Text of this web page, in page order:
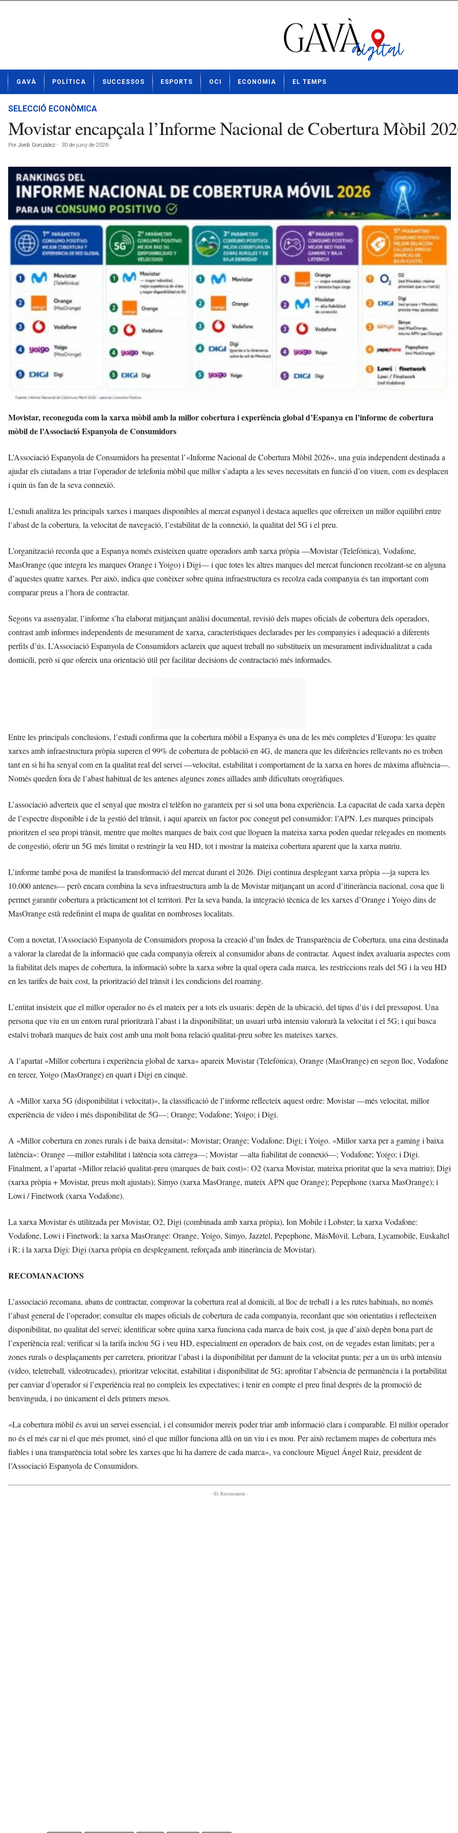
t
GAVÀ POLÍTICA SUCCESSOS ESPORTS OCI ECONOMIA EL TEMPS
SELECCIÓ ECONÒMICA
Movistar encapçala l’Informe Nacional de Cobertura Mòbil
Por Jordi González - 30 de juny de 2026
Movistar, reconeguda com la xarxa mòbil amb la millor cobertura i experiència global d’Espanya en l’informe de cobertura
mòbil de l’Associació Espanyola de Consumidors
L’Associació Espanyola de Consumidors ha presentat l’«Informe Nacional de Cobertura Mòbil 2026», una guia independent destinada a
ajudar els ciutadans a triar l’operador de telefonia mòbil que millor s’adapta a les seves necessitats en funció d’on viuen, com es desplacen
i quin ús fan de la seva connexió.
L’estudi analitza les principals xarxes i marques disponibles al mercat espanyol i destaca aquelles que ofereixen un millor equilibri entre
l’abast de la cobertura, la velocitat de navegació, l’estabilitat de la connexió, la qualitat del 5G i el preu.
L’organització recorda que a Espanya només existeixen quatre operadors amb xarxa pròpia —Movistar (Telefónica), Vodafone,
MasOrange (que integra les marques Orange i Yoigo) i Digi— i que totes les altres marques del mercat funcionen recolzant-se en alguna
d’aquestes quatre xarxes. Per això, indica que conèixer sobre quina infraestructura es recolza cada companyia és tan important com
comparar preus a l’hora de contractar.
Segons va assenyalar, l’informe s’ha elaborat mitjançant anàlisi documental, revisió dels mapes oficials de cobertura dels operadors,
contrast amb informes independents de mesurament de xarxa, característiques declarades per les companyies i adequació a diferents
perfils d’ús. L’Associació Espanyola de Consumidors aclareix que aquest treball no substitueix un mesurament individualitzat a cada
domicili, però sí que ofereix una orientació útil per facilitar decisions de contractació més informades.
Entre les principals conclusions, l’estudi confirma que la cobertura mòbil a Espanya és una de les més completes d’Europa: les quatre
xarxes amb infraestructura pròpia superen el 99% de cobertura de població en 4G, de manera que les diferències rellevants no es troben
tant en si hi ha senyal com en la qualitat real del servei —velocitat, estabilitat i comportament de la xarxa en hores de màxima afluència—.
Només queden fora de l’abast habitual de les antenes algunes zones aïllades amb dificultats orogràfiques.
L’associació adverteix que el senyal que mostra el telèfon no garanteix per si sol una bona experiència. La capacitat de cada xarxa depèn
de l’espectre disponible i de la gestió del trànsit, i aquí apareix un factor poc conegut pel consumidor: l’APN. Les marques principals
prioritzen el seu propi trànsit, mentre que moltes marques de baix cost que lloguen la mateixa xarxa poden quedar relegades en moments
de congestió, oferir un 5G més limitat o restringir la veu HD, tot i mostrar la mateixa cobertura aparent que la xarxa matriu.
L’informe també posa de manifest la transformació del mercat durant el 2026. Digi continua desplegant xarxa pròpia —ja supera les
10.000 antenes— però encara combina la seva infraestructura amb la de Movistar mitjançant un acord d’itinerància nacional, cosa que li
permet garantir cobertura a pràcticament tot el territori. Per la seva banda, la integració tècnica de les xarxes d’Orange i Yoigo dins de
MasOrange està redefinint el mapa de qualitat en nombroses localitats.
Com a novetat, l’Associació Espanyola de Consumidors proposa la creació d’un Índex de Transparència de Cobertura, una eina destinada
a valorar la claredat de la informació que cada companyia ofereix al consumidor abans de contractar. Aquest índex avaluaria aspectes com
la fiabilitat dels mapes de cobertura, la informació sobre la xarxa sobre la qual opera cada marca, les restriccions reals del 5G i la veu HD
en les tarifes de baix cost, la priorització del trànsit i les condicions del roaming.
L’entitat insisteix que el millor operador no és el mateix per a tots els usuaris: depèn de la ubicació, del tipus d’ús i del pressupost. Una
persona que viu en un entorn rural prioritzarà l’abast i la disponibilitat; un usuari urbà intensiu valorarà la velocitat i el 5G; i qui busca
estalvi trobarà marques de baix cost amb una molt bona relació qualitat-preu sobre les mateixes xarxes.
A l’apartat «Millor cobertura i experiència global de xarxa» apareix Movistar (Telefónica), Orange (MasOrange) en segon lloc, Vodafone
en tercer, Yoigo (MasOrange) en quart i Digi en cinquè.
A «Millor xarxa 5G (disponibilitat i velocitat)», la classificació de l’informe reflecteix aquest ordre: Movistar —més velocitat, millor
experiència de vídeo i més disponibilitat de 5G—; Orange; Vodafone; Yoigo; i Digi.
A «Millor cobertura en zones rurals i de baixa densitat»: Movistar; Orange; Vodafone; Digi; i Yoigo. «Millor xarxa per a gaming i baixa
latència»: Orange —millor estabilitat i latència sota càrrega—; Movistar —alta fiabilitat de connexió—; Vodafone; Yoigo; i Digi.
Finalment, a l’apartat «Millor relació qualitat-preu (marques de baix cost)»: O2 (xarxa Movistar, mateixa prioritat que la seva matriu); Digi
(xarxa pròpia + Movistar, preus molt ajustats); Simyo (xarxa MasOrange, mateix APN que Orange); Pepephone (xarxa MasOrange); i
Lowi / Finetwork (xarxa Vodafone).
La xarxa Movistar és utilitzada per Movistar, O2, Digi (combinada amb xarxa pròpia), Ion Mobile i Lobster; la xarxa Vodafone:
Vodafone, Lowi i Finetwork; la xarxa MasOrange: Orange, Yoigo, Simyo, Jazztel, Pepephone, MásMóvil, Lebara, Lycamobile, Euskaltel
i R; i la xarxa Digi: Digi (xarxa pròpia en desplegament, reforçada amb itinerància de Movistar).
RECOMANACIONS
L’associació recomana, abans de contractar, comprovar la cobertura real al domicili, al lloc de treball i a les rutes habituals, no només
l’abast general de l’operador; consultar els mapes oficials de cobertura de cada companyia, recordant que són orientatius i reflecteixen
disponibilitat, no qualitat del servei; identificar sobre quina xarxa funciona cada marca de baix cost, ja que d’això depèn bona part de
l’experiència real; verificar si la tarifa inclou 5G i veu HD, especialment en operadors de baix cost, on de vegades estan limitats; per a
zones rurals o desplaçaments per carretera, prioritzar l’abast i la disponibilitat per damunt de la velocitat punta; per a un ús urbà intensiu
(vídeo, teletreball, videotrucades), prioritzar velocitat, estabilitat i disponibilitat de 5G; aprofitar l’absència de permanència i la portabilitat
per canviar d’operador si l’experiència real no compleix les expectatives; i tenir en compte el preu final després de la promoció de
benvinguda, i no únicament el dels primers mesos.
«La cobertura mòbil és avui un servei essencial, i el consumidor mereix poder triar amb informació clara i comparable. El millor operador
no és el més car ni el que més promet, sinó el que millor funciona allà on un viu i es mou. Per això reclamem mapes de cobertura més
fiables i una transparència total sobre les xarxes que hi ha darrere de cada marca», va concloure Miguel Ángel Ruiz, president de
l’Associació Espanyola de Consumidors.
- Et Recomanem -